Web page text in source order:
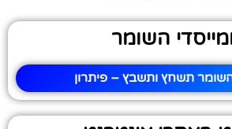
השומר
תשחץ ותשבץ – פיתרון